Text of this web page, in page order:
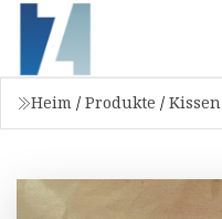
Heim / Produkte / Kissen